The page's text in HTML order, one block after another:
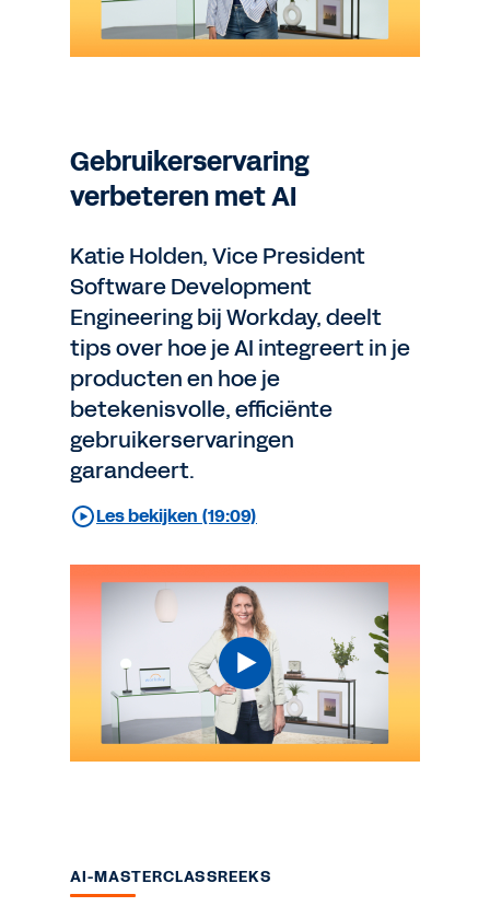
Gebruikerservaring
verbeteren met AI
Katie Holden, Vice President
Software Development
Engineering bij Workday, deelt
tips over hoe je AI integreert in je
producten en hoe je
betekenisvolle, efficiënte
gebruikerservaringen
garandeert.
Les bekijken (19:09)
AI-MASTERCLASSREEKS